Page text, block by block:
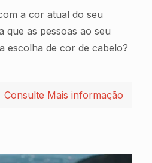
a cor atual do seu
que as pessoas ao seu
escolha de cor de cabelo?
Consulte Mais informação